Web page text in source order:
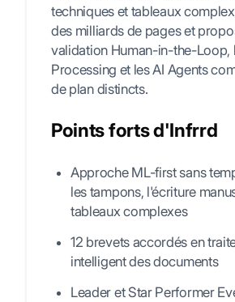
techniques et tableaux
des milliards de pages et
validation Human-in-the-Loop,
Processing et les AI Agents
de plan distincts.
Points forts d'Infrrd
Approche ML-first sans
les tampons, l'écriture
tableaux complexes
12 brevets accordés en
intelligent des documents
Leader et Star Performer